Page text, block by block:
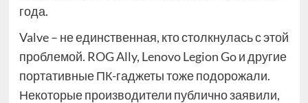
года.
Valve – не единственная, кто столкнулась с этой
проблемой. ROG Ally, Lenovo Legion Go и другие
портативные ПК-гаджеты тоже подорожали.
Некоторые производители публично заявили,